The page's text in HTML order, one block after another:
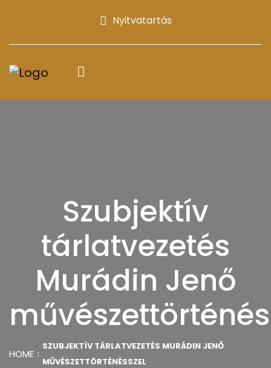
Nyitvatartás
Szubjektív
tárlatvezetés
Murádin Jenő
HOME
SZUBJEKTÍV TÁRLATVEZETÉS MURÁDIN JENŐ
MŰVÉSZETTÖRTÉNÉSSZEL